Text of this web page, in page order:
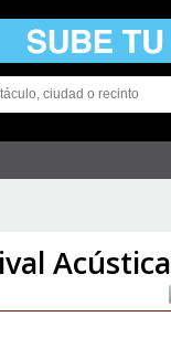
Acústica